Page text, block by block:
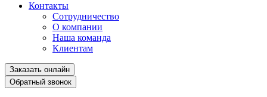
Контакты
Сотрудничество
О компании
Наша команда
Клиентам
Заказать онлайн
Обратный звонок